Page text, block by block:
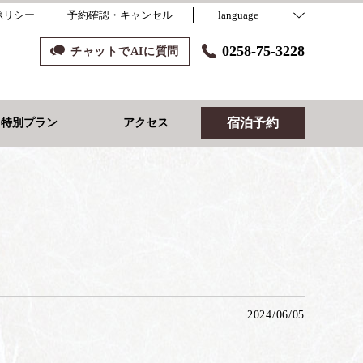
リシー 予約確認・キャンセル language
チャットでAIに質問 0258-75-3228
別プラン アクセス 宿泊予約
2024/06/05